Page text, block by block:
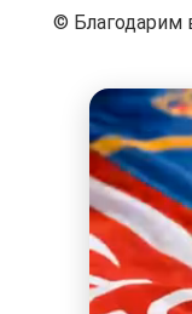
©️ Благодарим